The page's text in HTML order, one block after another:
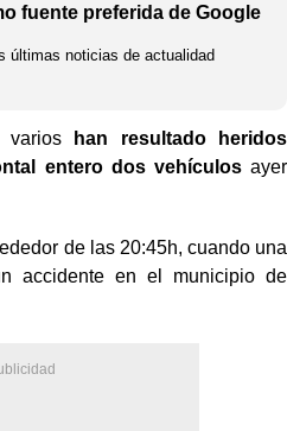
fuente preferida de Google
últimas noticias de actualidad
varios
han resultado heridos
entero dos vehículosayer
de las 20:45h, cuando una
accidente en el municipio de